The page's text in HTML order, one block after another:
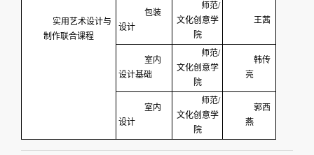
实用艺术设计与
制作联合课程
包装
设计
师范/
文化创意学
院
王茜
室内
设计基础
师范/
文化创意学
院
韩传
亮
室内
设计
师范/
文化创意学
院
郭西
燕